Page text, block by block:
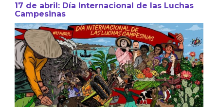
17 de abril: Día Internacional de las Luchas
Campesinas